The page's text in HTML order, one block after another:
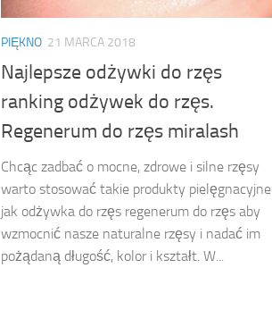
PIĘKNO 21 MARCA 2018
Najlepsze odżywki do rzęs
ranking odżywek do rzęs.
Regenerum do rzęs miralash
Chcąc zadbać o mocne, zdrowe i silne rzęsy
warto stosować takie produkty pielęgnacyjne
jak odżywka do rzęs regenerum do rzęs aby
wzmocnić nasze naturalne rzęsy i nadać im
pożądaną długość, kolor i kształt. W...